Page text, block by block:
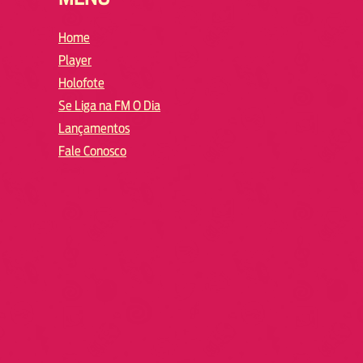
Home
Player
Holofote
Se Liga na FM O Dia
Lançamentos
Fale Conosco